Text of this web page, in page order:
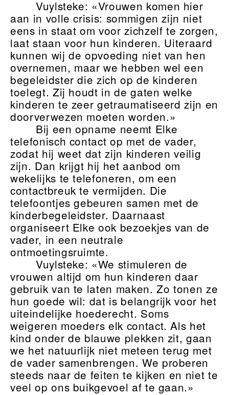
Vuylsteke: «Vrouwen komen hier
aan in volle crisis: sommigen zijn niet
eens in staat om voor zichzelf te zorgen,
laat staan voor hun kinderen. Uiteraard
kunnen wij de opvoeding niet van hen
overnemen, maar we hebben wel een
begeleidster die zich op de kinderen
toelegt. Zij houdt in de gaten welke
kinderen te zeer getraumatiseerd zijn en
doorverwezen moeten worden.»
Bij een opname neemt Elke
telefonisch contact op met de vader,
zodat hij weet dat zijn kinderen veilig
zijn. Dan krijgt hij het aanbod om
wekelijks te telefoneren, om een
contactbreuk te vermijden. Die
telefoontjes gebeuren samen met de
kinderbegeleidster. Daarnaast
organiseert Elke ook bezoekjes van de
vader, in een neutrale
ontmoetingsruimte.
Vuylsteke: «We stimuleren de
vrouwen altijd om hun kinderen daar
gebruik van te laten maken. Zo tonen ze
hun goede wil: dat is belangrijk voor het
uiteindelijke hoederecht. Soms
weigeren moeders elk contact. Als het
kind onder de blauwe plekken zit, gaan
we het natuurlijk niet meteen terug met
de vader samenbrengen. We proberen
steeds naar de feiten te kijken en niet te
veel op ons buikgevoel af te gaan.»